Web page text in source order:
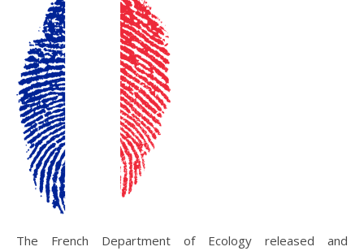
The French Department of Ecology released and